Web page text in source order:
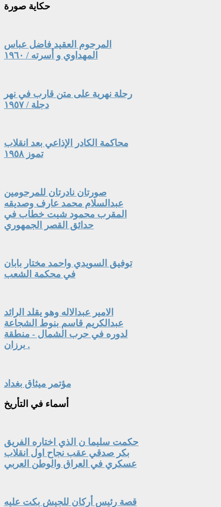
حكاية صورة
المرحوم العقيد فاضل عباس
المهداوي و أسرته / ١٩٦٠
رحلة نهرية على متن قارب في نهر
دجلة / ١٩٥٧
محاكمة الكادر الإذاعي بعد انقلاب
تموز ١٩٥٨
صورتان نادرتان للمرحومين
عبدالسلام محمد عارف وصديقه
المقرب محمود شيت خطاب في
حدائق القصر الجمهوري
توفيق السويدي واحمد مختار بابان
في محكمة الشعب
الامير عبدالاله وهو يقلد الرائد
عبدالكريم قاسم بنوط الشجاعة
لدوره في حرب الشمال - منطقة
برزان .
مؤتمر ميثاق بغداد
أسماء في التأريخ
حكمت سليما ن الذي اختاره الفريق
بكر صدقي عقب نجاح اول انقلاب
عسكري في العراق والوطن العربي
قصة رئيس أركان للجيش بكت عليه